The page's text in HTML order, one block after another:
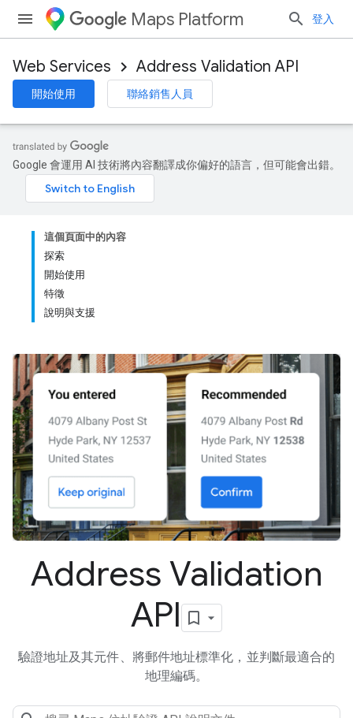
Maps Platform 登入
Web Services Address Validation API
開始使用 聯絡銷售人員
Google 會運用 AI 技術將內容翻譯成你偏好的語言，但可能會出錯。
這個頁面中的內容
探索
開始使用
特徵
說明與支援
Address Validation
API
驗證地址及其元件、將郵件地址標準化，並判斷最適合的
地理編碼。